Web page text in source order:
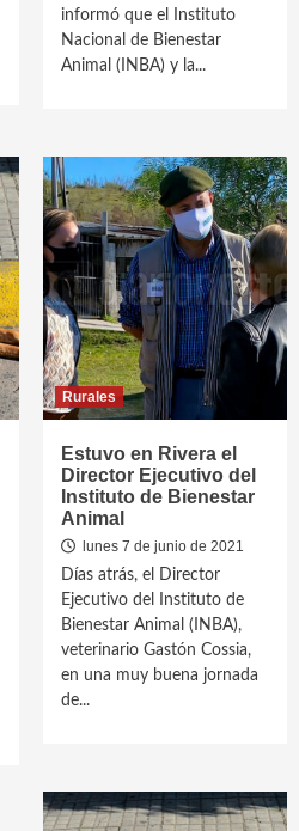
informó que el Instituto
Nacional de Bienestar
Animal (INBA) y la...
Rurales
Estuvo en Rivera el
Director Ejecutivo del
Instituto de Bienestar
Animal
lunes 7 de junio de 2021
Días atrás, el Director
Ejecutivo del Instituto de
Bienestar Animal (INBA),
veterinario Gastón Cossia,
en una muy buena jornada
de...